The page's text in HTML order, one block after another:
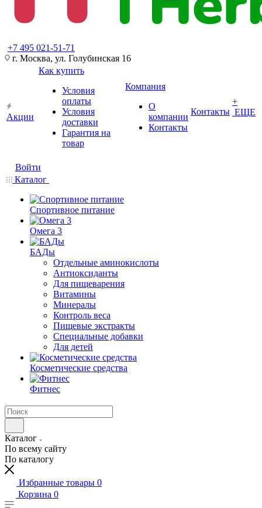
+7 495 021-51-71
г. Москва, ул. Голубинская 16
Акции
Как купить
Условия
оплаты
Условия
доставки
Гарантия на
товар
Компания
О
компании
Контакты
Контакты
+
ЕЩЕ
Войти
Каталог
Спортивное питание
Омега 3
БАДы
Отдельные аминокислоты
Антиоксиданты
Для пищеварения
Витамины
Минералы
Контроль веса
Пищевые экстракты
Специальные добавки
Для детей
Косметические средства
Фитнес
Каталог
По всему сайту
По каталогу
Избранные товары 0
Корзина 0